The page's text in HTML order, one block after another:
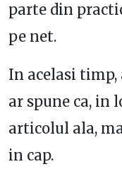
parte din
pe net.
In acelasi
ar spune ca, in
articolul ala,
in cap.